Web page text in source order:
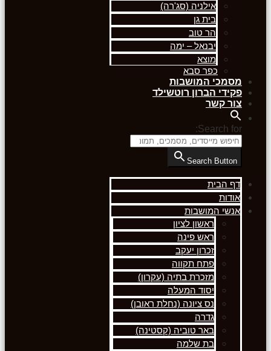
אילניה (סג'רה)
בית גן
הר טוב
יבנאל – ימה
מוצא
כפר סבא
מסמכי המושבות
פקידי הברון רוטשילד
צור קשר
Search for:
Search Button
דף הבית
אודות
אנשי המושבות
ראשון לציון
ראש פינה
זכרון יעקב
פתח תקווה
מזכרת בתיה (עקרון)
יסוד המעלה
נס ציונה (נחלת ראובן)
גדרה
באר טוביה (קסטינה)
בת שלמה